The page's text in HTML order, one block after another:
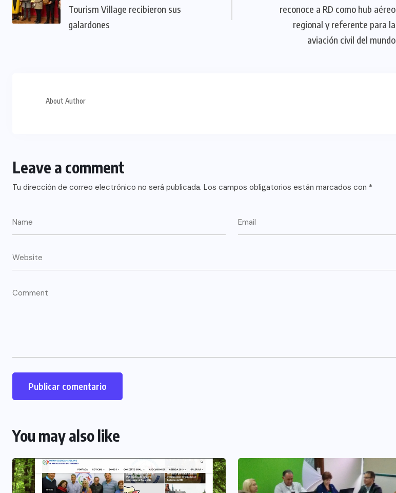
Tourism Village recibieron sus
galardones
reconoce a RD como hub aéreo
regional y referente para la
aviación civil del mundo
About Author
Leave a comment
Tu dirección de correo electrónico no será publicada. Los campos obligatorios están marcados con *
You may also like